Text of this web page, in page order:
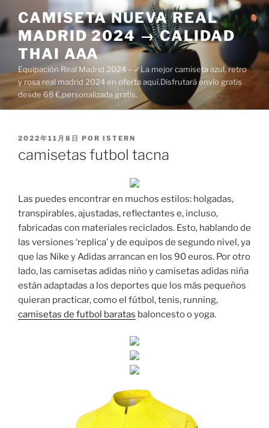
al
contenido
CAMISETA NUEVA REAL
MADRID 2024 → CALIDAD
THAI AAA
Equipación Real Madrid 2024 – ✓La mejor camiseta azul, retro
y rosa real madrid 2024 en oferta aquí.Disfrutará envío gratis
desde 68 €,personalizada gratis.
PUBLICADO
2022年11月8日 POR ISTERN
camisetas futbol tacna
Las puedes encontrar en muchos estilos: holgadas,
transpirables, ajustadas, reflectantes e, incluso,
fabricadas con materiales reciclados. Esto, hablando de
las versiones ‘replica’ y de equipos de segundo nivel, ya
que las Nike y Adidas arrancan en los 90 euros. Por otro
lado, las camisetas adidas niño y camisetas adidas niña
están adaptadas a los deportes que los más pequeños
quieran practicar, como el fútbol, tenis, running,
camisetas de futbol baratas baloncesto o yoga.